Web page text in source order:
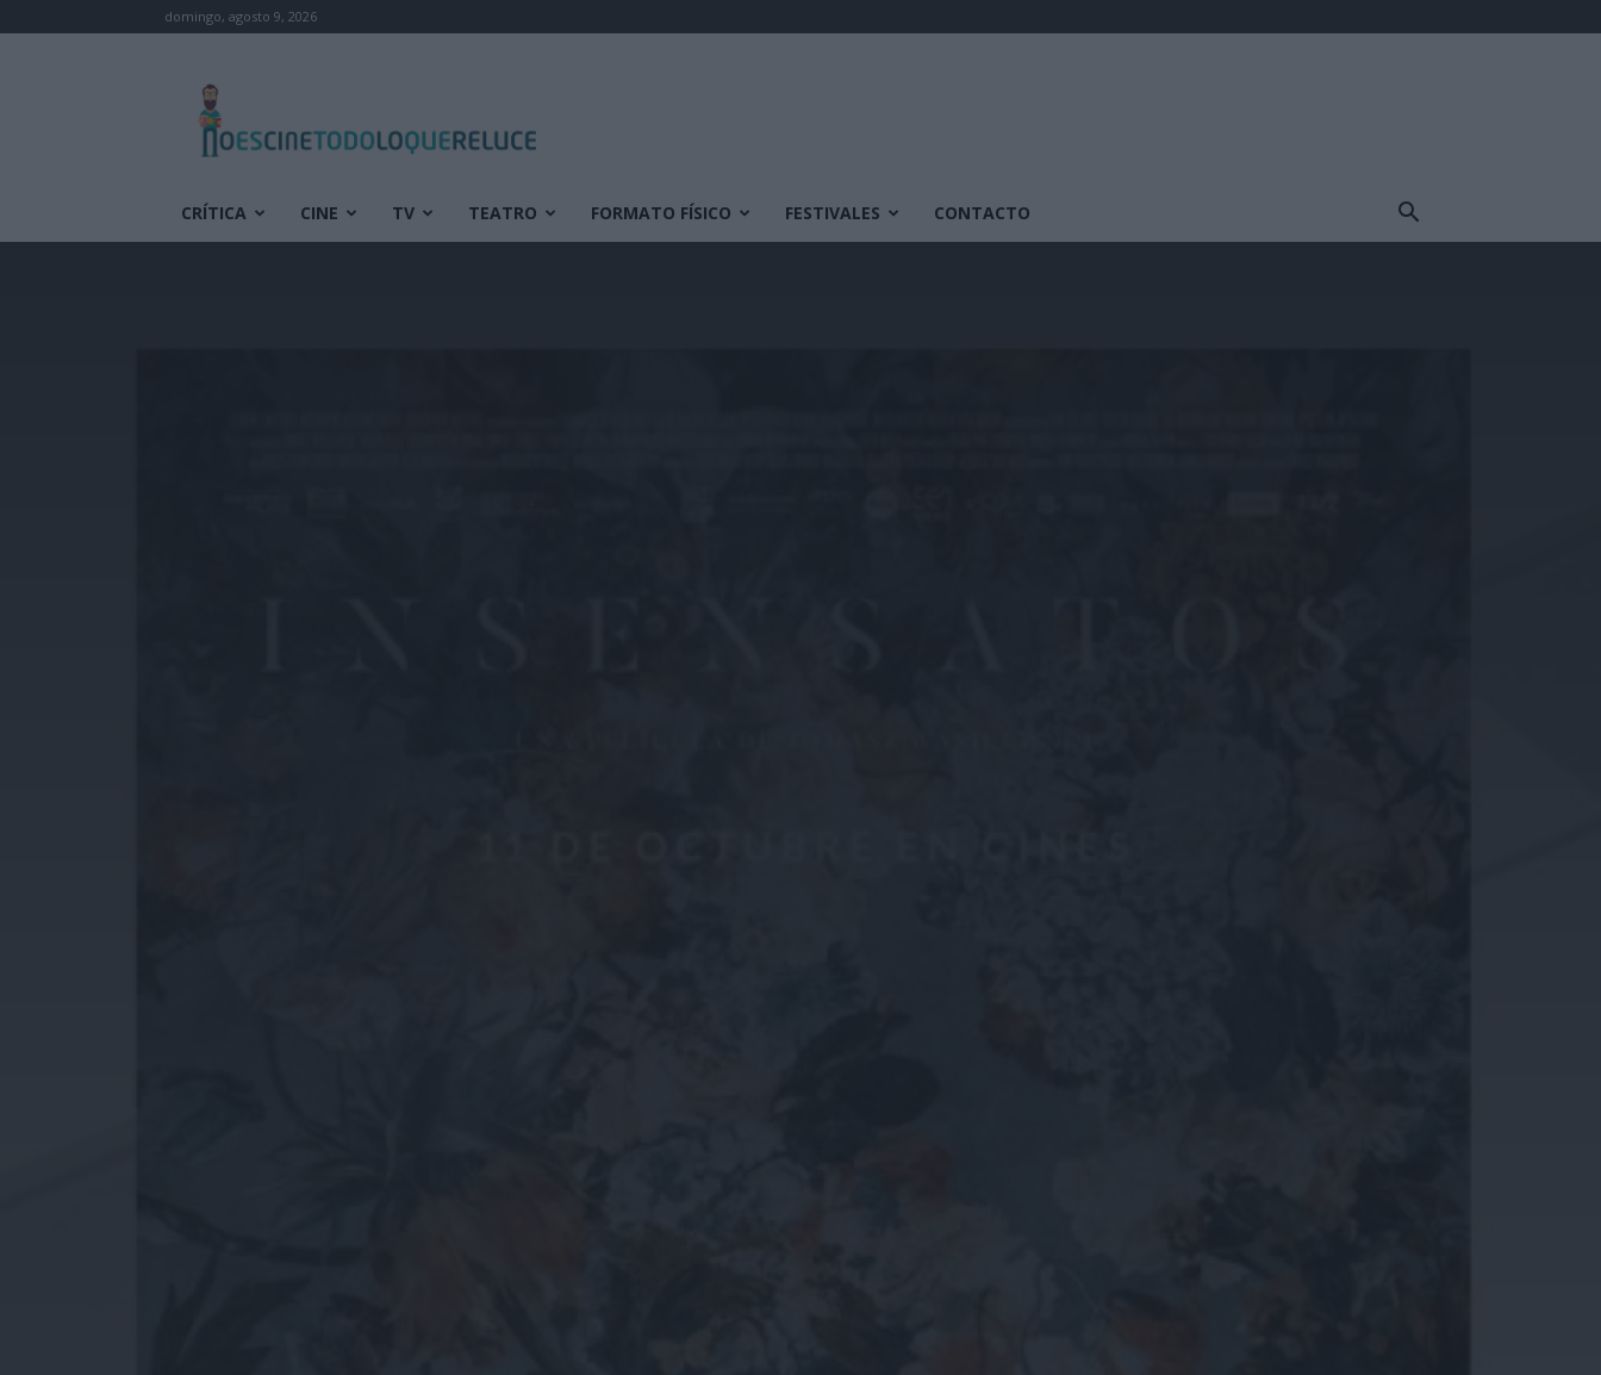
domingo, agosto 9, 2026
cine
todo
que
CRÍTICA CINE TV TEATRO FORMATO FÍSICO FESTIVALES CONTACTO